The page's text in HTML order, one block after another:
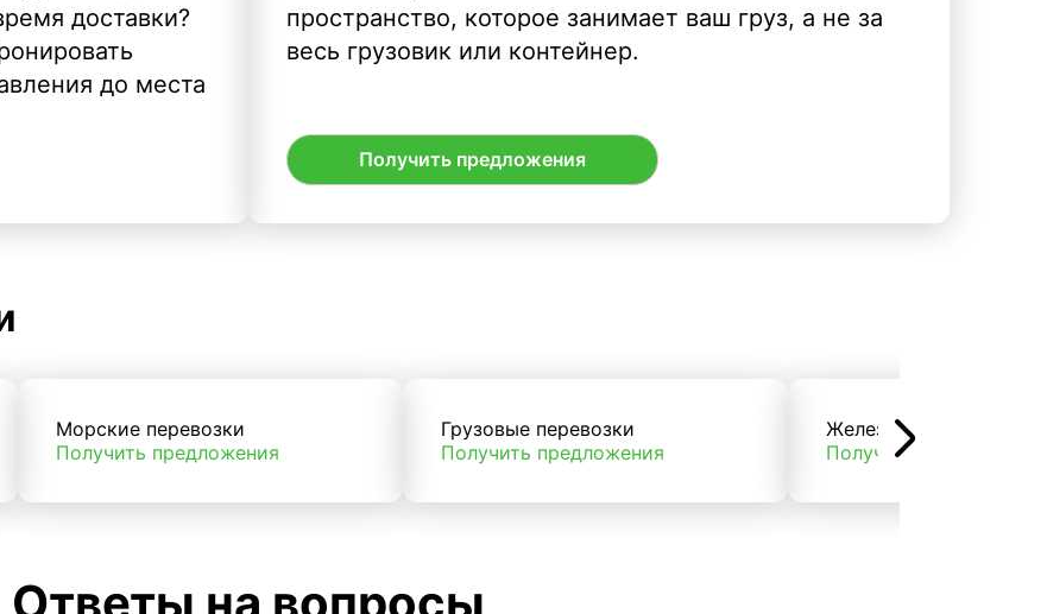
доставки?
до места
пространство, которое занимает ваш груз, а не за
весь грузовик или контейнер.
Получить предложения
Морские перевозки
Получить предложения
Грузовые перевозки
Получить предложения
Железнодорожные
Получить